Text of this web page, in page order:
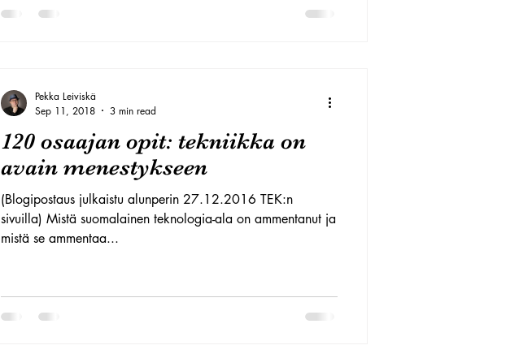
120 osaajan opit: tekniikka on
avain menestykseen
(Blogipostaus julkaistu alunperin 27.12.2016 TEK:n
sivuilla) Mistä suomalainen teknologia-ala on ammentanut ja
mistä se ammentaa...
Pekka Leiviskä
Sep 11, 2018
3 min read